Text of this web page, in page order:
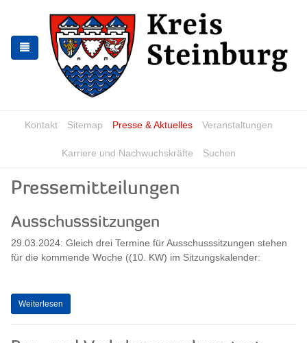
springen
springen
Kontakt Sitemap Presse & Aktuelles Veranstaltungen
Karriere und Nachwuchskräfte Suchen
Pressemitteilungen
Ausschusssitzungen
29.03.2024: Gleich drei Termine für Ausschusssitzungen stehen
für die kommende Woche ((10. KW) im Sitzungskalender:
Weiterlesen